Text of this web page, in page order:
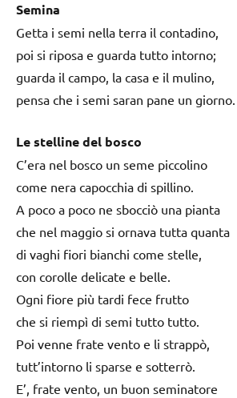
Semina
Getta i semi nella terra il contadino,
poi si riposa e guarda tutto intorno;
guarda il campo, la casa e il mulino,
pensa che i semi saran pane un
Le stelline del bosco
C’era nel bosco un seme piccolino
come nera capocchia di spillino.
A poco a poco ne sbocciò una pianta
che nel maggio si ornava tutta quanta
di vaghi fiori bianchi come stelle,
con corolle delicate e belle.
Ogni fiore più tardi fece frutto
che si riempì di semi tutto tutto.
Poi venne frate vento e li strappò,
tutt’intorno li sparse e sotterrò.
E’, frate vento, un buon seminatore